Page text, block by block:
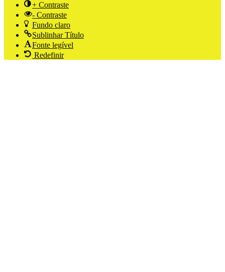
+ Contraste
- Contraste
Fundo claro
Sublinhar Título
Fonte legível
Redefinir